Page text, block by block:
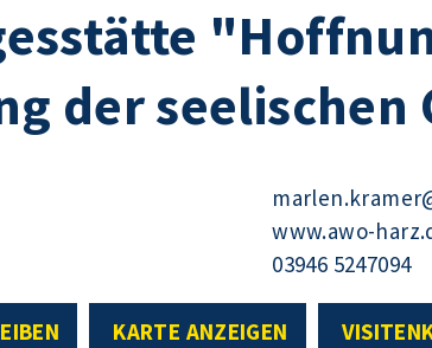
der seelischen
www.awo-
03946 5247094
KARTE ANZEIGEN